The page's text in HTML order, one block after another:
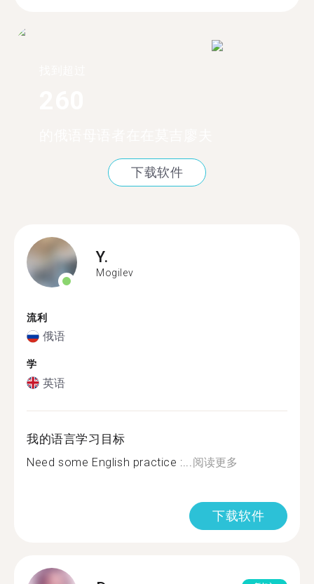
下载软件
Y.
Mogilev
流利
俄语
学
英语
我的语言学习目标
Need some English practice :... 阅读更多
下载软件